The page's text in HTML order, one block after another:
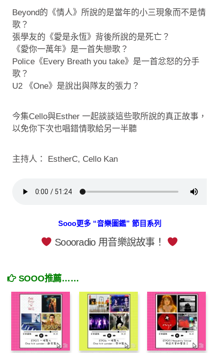
Beyond的《情人》所說的是當年的小三現象而不是情
歌？
張學友的《愛是永恆》背後所說的是死亡？
《愛你一萬年》是一首失戀歌？
Police《Every Breath you take》是一首忿怒的分手
歌？
U2 《One》是說出與隊友的張力？
今集Cello與Esther 一起談談這些歌所說的真正故事，
以免你下次也唱錯情歌給另一半聽
主持人： EstherC, Cello Kan
Sooo更多 “音樂圖鑑” 節目系列
Soooradio 用音樂說故事！
SOOO推薦……